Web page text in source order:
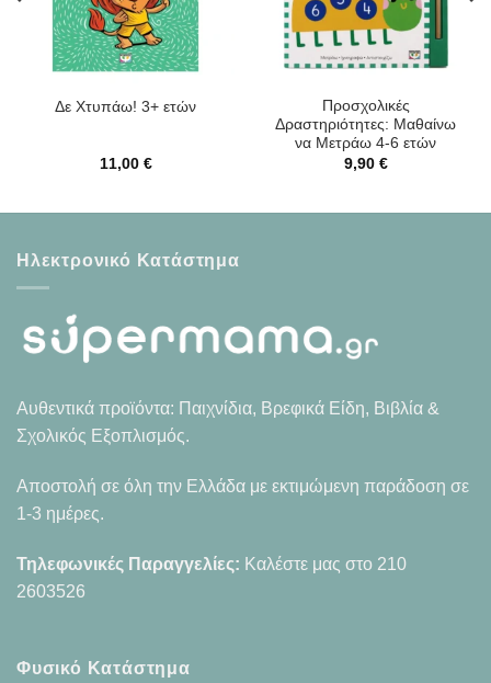
Δε Χτυπάω! 3+ ετών
11,00 €
Προσχολικές
Δραστηριότητες: Μαθαίνω
να Μετράω 4-6 ετών
9,90 €
Ηλεκτρονικό Κατάστημα
Αυθεντικά προϊόντα: Παιχνίδια, Βρεφικά Είδη, Βιβλία &
Σχολικός Εξοπλισμός.
Αποστολή σε όλη την Ελλάδα με εκτιμώμενη παράδοση σε
1-3 ημέρες.
Τηλεφωνικές Παραγγελίες: Καλέστε μας στο 210
2603526
Φυσικό Κατάστημα